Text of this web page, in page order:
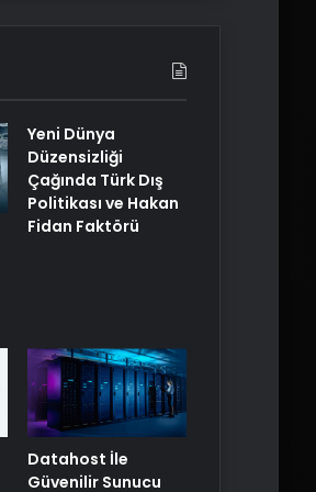
Yeni Dünya
Düzensizliği
Çağında Türk Dış
Politikası ve Hakan
Fidan Faktörü
Datahost İle
Güvenilir Sunucu